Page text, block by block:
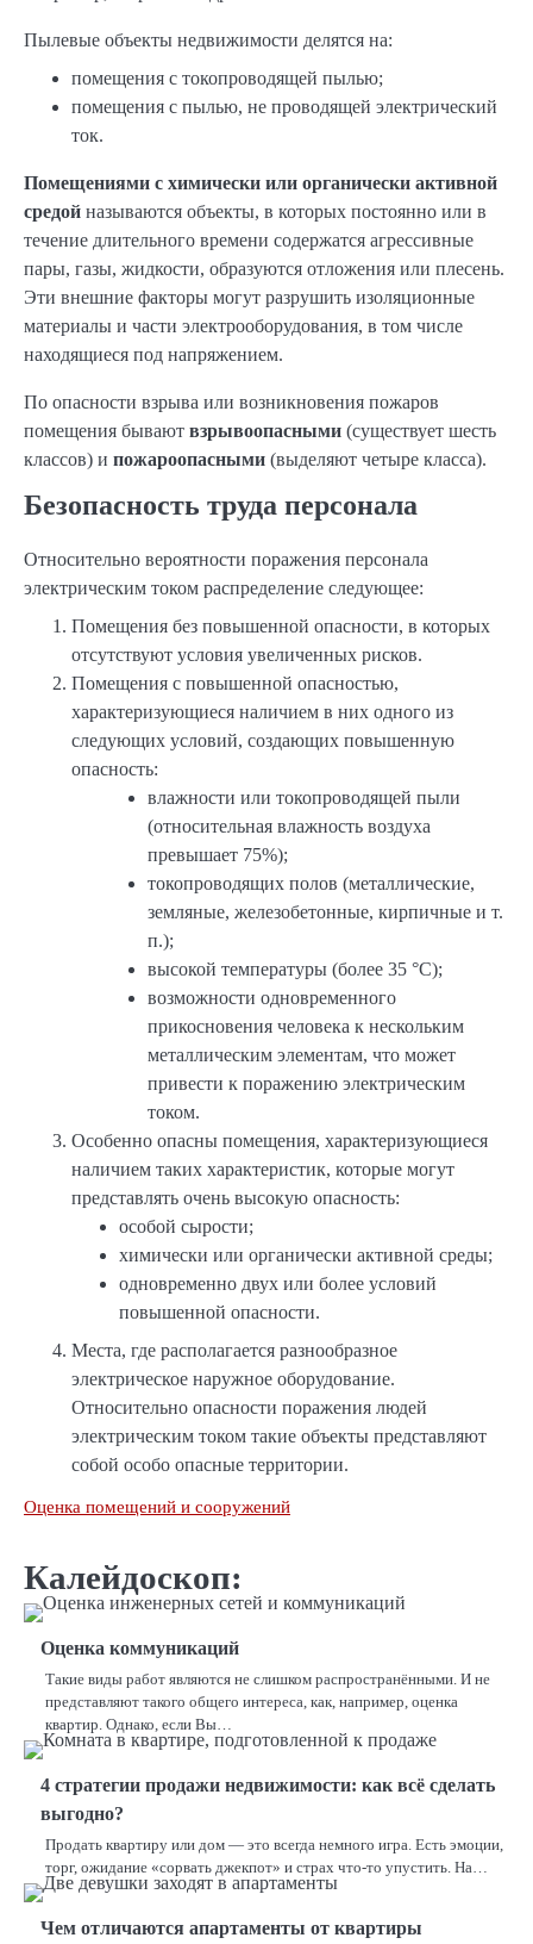
Пылевые объекты недвижимости делятся на:
помещения с токопроводящей пылью;
помещения с пылью, не проводящей электрический
ток.
Помещениями с химически или органически активной
средой называются объекты, в которых постоянно или в
течение длительного времени содержатся агрессивные
пары, газы, жидкости, образуются отложения или плесень.
Эти внешние факторы могут разрушить изоляционные
материалы и части электрооборудования, в том числе
находящиеся под напряжением.
По опасности взрыва или возникновения пожаров
помещения бывают взрывоопасными (существует шесть
классов) и пожароопасными (выделяют четыре класса).
Безопасность труда персонала
Относительно вероятности поражения персонала
электрическим током распределение следующее:
Помещения без повышенной опасности, в которых
отсутствуют условия увеличенных рисков.
Помещения с повышенной опасностью,
характеризующиеся наличием в них одного из
следующих условий, создающих повышенную
опасность:
влажности или токопроводящей пыли
(относительная влажность воздуха
превышает 75%);
токопроводящих полов (металлические,
земляные, железобетонные, кирпичные и т.
п.);
высокой температуры (более 35 °С);
возможности одновременного
прикосновения человека к нескольким
металлическим элементам, что может
привести к поражению электрическим
током.
Особенно опасны помещения, характеризующиеся
наличием таких характеристик, которые могут
представлять очень высокую опасность:
особой сырости;
химически или органически активной среды;
одновременно двух или более условий
повышенной опасности.
Места, где располагается разнообразное
электрическое наружное оборудование.
Относительно опасности поражения людей
электрическим током такие объекты представляют
собой особо опасные территории.
Оценка помещений и сооружений
Калейдоскоп:
Оценка коммуникаций
Такие виды работ являются не слишком распространёнными. И не
представляют такого общего интереса, как, например, оценка
квартир. Однако, если Вы…
4 стратегии продажи недвижимости: как всё сделать
выгодно?
Продать квартиру или дом — это всегда немного игра. Есть эмоции,
торг, ожидание «сорвать джекпот» и страх что-то упустить. На…
Чем отличаются апартаменты от квартиры